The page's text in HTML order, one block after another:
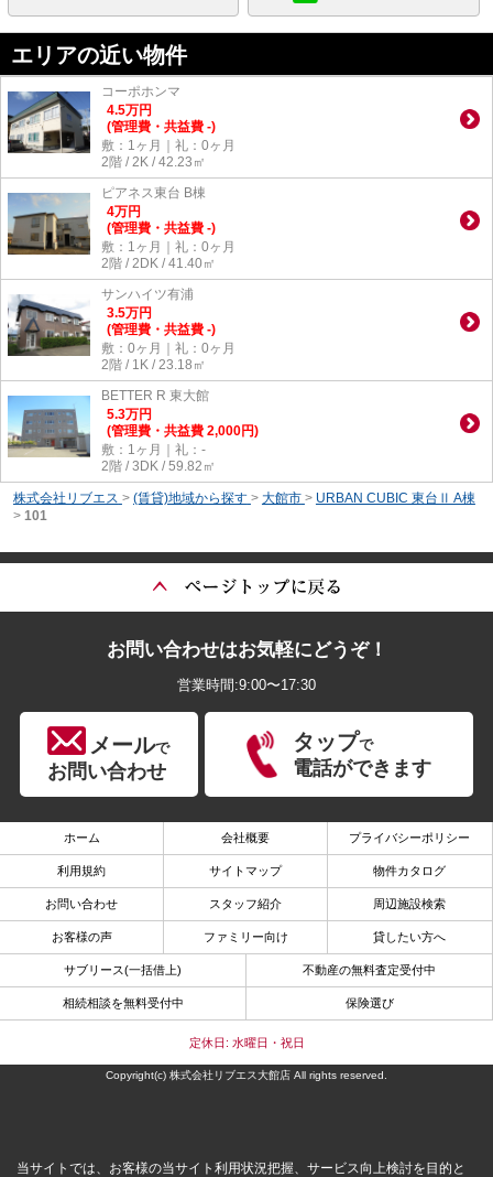
エリアの近い物件
コーポホンマ
4.5万円
(管理費・共益費 -)
敷：1ヶ月｜礼：0ヶ月
2階 / 2K / 42.23㎡
ピアネス東台 B棟
4万円
(管理費・共益費 -)
敷：1ヶ月｜礼：0ヶ月
2階 / 2DK / 41.40㎡
サンハイツ有浦
3.5万円
(管理費・共益費 -)
敷：0ヶ月｜礼：0ヶ月
2階 / 1K / 23.18㎡
BETTER R 東大館
5.3万円
(管理費・共益費 2,000円)
敷：1ヶ月｜礼：-
2階 / 3DK / 59.82㎡
株式会社リブエス > (賃貸)地域から探す > 大館市 > URBAN CUBIC 東台Ⅱ A棟
> 101
お問い合わせはお気軽にどうぞ！
営業時間:9:00〜17:30
メールで
お問い合わせ
タップで
電話ができます
ホーム 会社概要 プライバシーポリシー
利用規約 サイトマップ 物件カタログ
お問い合わせ スタッフ紹介 周辺施設検索
お客様の声 ファミリー向け 貸したい方へ
サブリース(一括借上) 不動産の無料査定受付中
相続相談を無料受付中 保険選び
定休日: 水曜日・祝日
Copyright(c) 株式会社リブエス大館店 All rights reserved.
当サイトでは、お客様の当サイト利用状況把握、サービス向上検討を目的と